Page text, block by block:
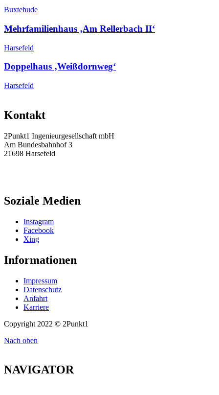
Buxtehude
Mehrfamilienhaus ‚Am Rellerbach II‘
Harsefeld
Doppelhaus ‚Weißdornweg‘
Harsefeld
Kontakt
2Punkt1 Ingenieurgesellschaft mbH
Am Bundesbahnhof 3
21698 Harsefeld
Soziale Medien
Instagram
Facebook
Xing
Informationen
Impressum
Datenschutz
Anfahrt
Karriere
Copyright 2022 © 2Punkt1
Nach oben
NAVIGATOR